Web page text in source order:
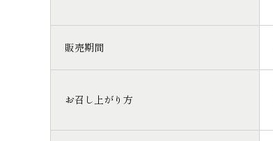
販売期間
お召し上がり方